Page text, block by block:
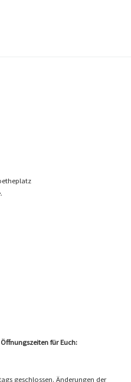
für Euch:
geschlossen. Änderungen der